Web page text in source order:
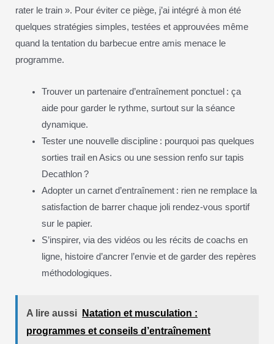
rater le train ». Pour éviter ce piège, j’ai intégré à mon été
quelques stratégies simples, testées et approuvées même
quand la tentation du barbecue entre amis menace le
programme.
Trouver un partenaire d’entraînement ponctuel : ça
aide pour garder le rythme, surtout sur la séance
dynamique.
Tester une nouvelle discipline : pourquoi pas quelques
sorties trail en Asics ou une session renfo sur tapis
Decathlon ?
Adopter un carnet d’entraînement : rien ne remplace la
satisfaction de barrer chaque joli rendez-vous sportif
sur le papier.
S’inspirer, via des vidéos ou les récits de coachs en
ligne, histoire d’ancrer l’envie et de garder des repères
méthodologiques.
A lire aussi
Natation et musculation :
programmes et conseils d’entraînement